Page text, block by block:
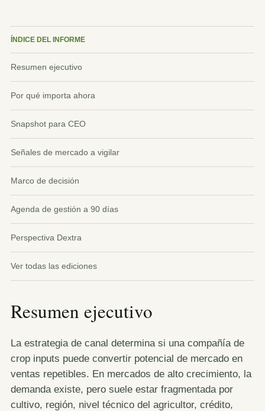
ÍNDICE DEL INFORME
Resumen ejecutivo
Por qué importa ahora
Snapshot para CEO
Señales de mercado a vigilar
Marco de decisión
Agenda de gestión a 90 días
Perspectiva Dextra
Ver todas las ediciones
Resumen ejecutivo
La estrategia de canal determina si una compañía de
crop inputs puede convertir potencial de mercado en
ventas repetibles. En mercados de alto crecimiento, la
demanda existe, pero suele estar fragmentada por
cultivo, región, nivel técnico del agricultor, crédito,